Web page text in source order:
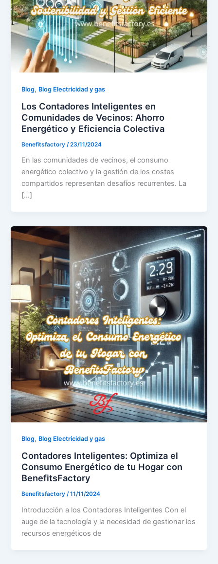
Blog, Blog Electricidad y gas
Los Contadores Inteligentes en
Comunidades de Vecinos: Ahorro
Energético y Eficiencia Colectiva
Benefitsfactory /23/11/2024
En las comunidades de vecinos, el consumo
energético colectivo y la gestión de los costes
compartidos representan desafíos recurrentes. La
[…]
Blog, Blog Electricidad y gas
Contadores Inteligentes: Optimiza el
Consumo Energético de tu Hogar con
BenefitsFactory
Benefitsfactory/11/11/2024
Introducción a los Contadores Inteligentes Con el
auge de la tecnología y la necesidad de gestionar los
recursos energéticos de